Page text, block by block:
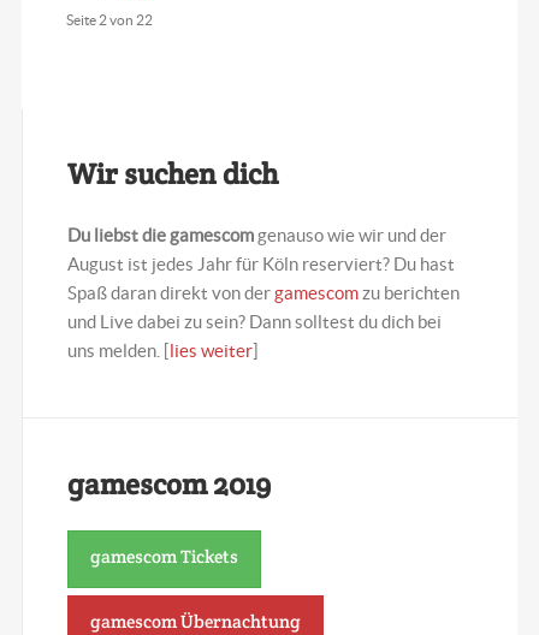
Seite 2 von 22
Wir suchen dich
Du liebst die gamescomgenauso wie wir und der
August ist jedes Jahr für Köln reserviert? Du hast
Spaß daran direkt von dergamescomzu berichten
und Live dabei zu sein? Dann solltest du dich bei
uns melden. [lies weiter]
gamescom 2019
gamescom Tickets
gamescom Übernachtung